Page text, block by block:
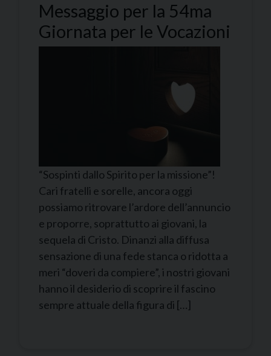
Messaggio per la 54ma
Giornata per le Vocazioni
“Sospinti dallo Spirito per la missione”!
Cari fratelli e sorelle, ancora oggi
possiamo ritrovare l’ardore dell’annuncio
e proporre, soprattutto ai giovani, la
sequela di Cristo. Dinanzi alla diffusa
sensazione di una fede stanca o ridotta a
meri “doveri da compiere”, i nostri giovani
hanno il desiderio di scoprire il fascino
sempre attuale della figura di […]